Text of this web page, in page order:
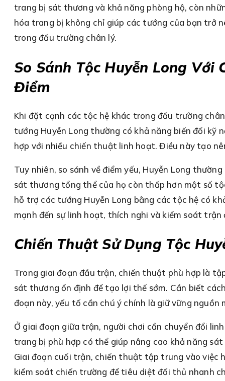
trang bị sát thương và khả năng phòng hộ, còn
hóa trang bị không chỉ giúp các tướng của bạn trở
trong đấu trường chân lý.
So Sánh Tộc Huyễn Long Với
Điểm
Khi đặt cạnh các tộc hệ khác trong đấu trường
tướng Huyễn Long thường có khả năng biến đổi
hợp với nhiều chiến thuật linh hoạt. Điều này tạo
Tuy nhiên, so sánh về điểm yếu, Huyễn Long
sát thương tổng thể của họ còn thấp hơn một số
hỗ trợ các tướng Huyễn Long bằng các tộc hệ có
mạnh đến sự linh hoạt, thích nghi và kiểm soát
Chiến Thuật Sử Dụng Tộc
Trong giai đoạn đầu trận, chiến thuật phù hợp là
sát thương ổn định để tạo lợi thế sớm. Cần biết
đoạn này, yếu tố cần chú ý chính là giữ vững
Ở giai đoạn giữa trận, người chơi cần chuyển đổi
trang bị phù hợp có thể giúp nâng cao khả năng
Giai đoạn cuối trận, chiến thuật tập trung vào việc
kiểm soát chiến trường để tiêu diệt đối thủ nhanh